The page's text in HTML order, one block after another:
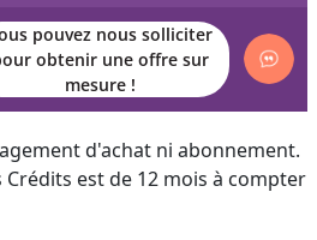
pouvez nous solliciter
obtenir une offre sur
mesure !
d'achat ni abonnement.
Crédits est de 12 mois à compter